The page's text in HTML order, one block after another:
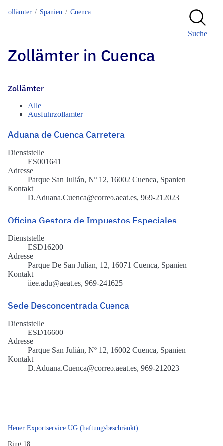
Zollämter Spanien Cuenca
Suche
Zollämter in Cuenca
Zollämter
Alle
Ausfuhrzollämter
Aduana de Cuenca Carretera
Dienststelle
ES001641
Adresse
Parque San Julián, Nº 12, 16002 Cuenca, Spanien
Kontakt
D.Aduana.Cuenca@correo.aeat.es, 969-212023
Oficina Gestora de Impuestos Especiales
Dienststelle
ESD16200
Adresse
Parque De San Julian, 12, 16071 Cuenca, Spanien
Kontakt
iiee.adu@aeat.es, 969-241625
Sede Desconcentrada Cuenca
Dienststelle
ESD16600
Adresse
Parque San Julián, Nº 12, 16002 Cuenca, Spanien
Kontakt
D.Aduana.Cuenca@correo.aeat.es, 969-212023
Heuer Exportservice UG (haftungsbeschränkt)
Ring 18